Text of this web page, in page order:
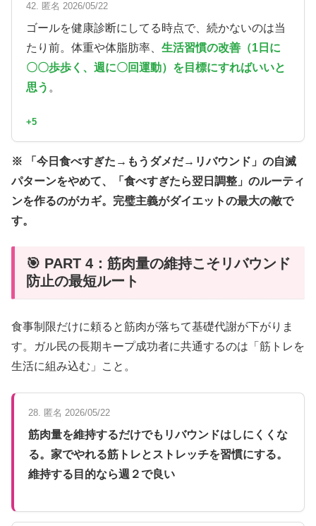
42. 匿名 2026/05/22
ゴールを健康診断にしてる時点で、続かないのは当
たり前。体重や体脂肪率、 生活習慣の改善（1日に
〇〇歩歩く、週に〇回運動）を目標にすればいいと
思う 。
+5
※ 「今日食べすぎた→もうダメだ→リバウンド」の自滅
パターンをやめて、「食べすぎたら翌日調整」のルーティ
ンを作るのがカギ。完璧主義がダイエットの最大の敵で
す。
🎯 PART 4：筋肉量の維持こそリバウンド
防止の最短ルート
食事制限だけに頼ると筋肉が落ちて基礎代謝が下がりま
す。ガル民の長期キープ成功者に共通するのは「筋トレを
生活に組み込む」こと。
28. 匿名 2026/05/22
筋肉量を維持するだけでもリバウンドはしにくくな
る。家でやれる筋トレとストレッチを習慣にする。
維持する目的なら週２で良い